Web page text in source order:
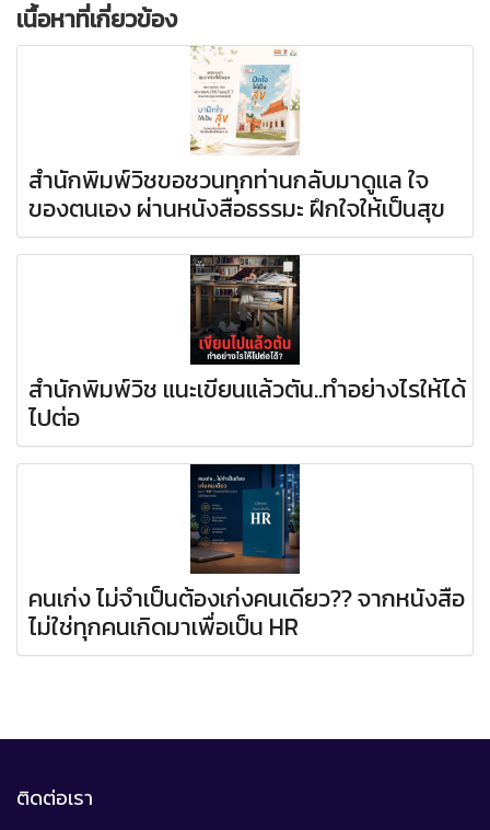
เนื้อหาที่เกี่ยวข้อง
สำนักพิมพ์วิชขอชวนทุกท่านกลับมาดูแล ใจ
ของตนเอง ผ่านหนังสือธรรมะ ฝึกใจให้เป็นสุข
สำนักพิมพ์วิช แนะเขียนแล้วตัน..ทำอย่างไรให้ได้
ไปต่อ
คนเก่ง ไม่จำเป็นต้องเก่งคนเดียว?? จากหนังสือ
ไม่ใช่ทุกคนเกิดมาเพื่อเป็น HR
ติดต่อเรา